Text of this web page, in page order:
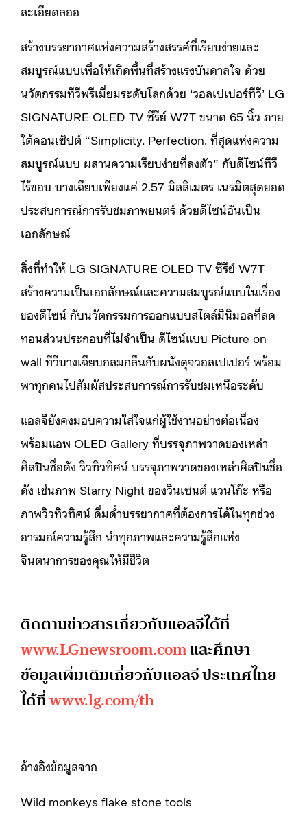
ละเอียดลออ
สร้างบรรยากาศแห่งความสร้างสรรค์ที่เรียบง่ายและ
สมบูรณ์แบบเพื่อให้เกิดพื้นที่สร้างแรงบันดาลใจ ด้วย
นวัตกรรมทีวีพรีเมี่ยมระดับโลกด้วย ‘วอลเปเปอร์ทีวี’ LG
SIGNATURE OLED TV ซีรีย์ W7T ขนาด 65 นิ้ว ภาย
ใต้คอนเซ็ปต์ “Simplicity. Perfection. ที่สุดแห่งความ
สมบูรณ์แบบ ผสานความเรียบง่ายที่ลงตัว” กับดีไซน์ทีวี
ไร้ขอบ บางเฉียบเพียงแค่ 2.57 มิลลิเมตร เนรมิตสุดยอด
ประสบการณ์การรับชมภาพยนตร์ ด้วยดีไซน์อันเป็น
เอกลักษณ์
สิ่งที่ทำให้ LG SIGNATURE OLED TV ซีรีย์ W7T
สร้างความเป็นเอกลักษณ์และความสมบูรณ์แบบในเรื่อง
ของดีไซน์ กับนวัตกรรมการออกแบบสไตล์มินิมอลที่ลด
ทอนส่วนประกอบที่ไม่จำเป็น ดีไซน์แบบ Picture on
wall ทีวีบางเฉียบกลมกลืนกับผนังดุจวอลเปเปอร์ พร้อม
พาทุกคนไปสัมผัสประสบการณ์การรับชมเหนือระดับ
แอลจียังคงมอบความใส่ใจแก่ผู้ใช้งานอย่างต่อเนื่อง
พร้อมแอพ OLED Gallery ที่บรรจุภาพวาดของเหล่า
ศิลปินชื่อดัง วิวทิวทิศน์ บรรจุภาพวาดของเหล่าศิลปินชื่อ
ดัง เช่นภาพ Starry Night ของวินเซนต์ แวนโก๊ะ หรือ
ภาพวิวทิวทิศน์ ดื่มด่ำบรรยากาศที่ต้องการได้ในทุกช่วง
อารมณ์ความรู้สึก นำทุกภาพและความรู้สึกแห่ง
จินตนาการของคุณให้มีชีวิต
ติดตามข่าวสารเกี่ยวกับแอลจีได้ที่
www.LGnewsroom.comและศึกษา
ข้อมูลเพิ่มเติมเกี่ยวกับแอลจี ประเทศไทย
ได้ที่www.lg.com/th
อ้างอิงข้อมูลจาก
Wild monkeys flake stone tools